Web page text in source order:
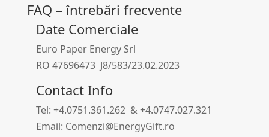
FAQ – întrebări frecvente
Date Comerciale
Euro Paper Energy Srl
RO 47696473 J8/583/23.02.2023
Contact Info
Tel: +4.0751.361.262 & +4.0747.027.321
Email: Comenzi@EnergyGift.ro